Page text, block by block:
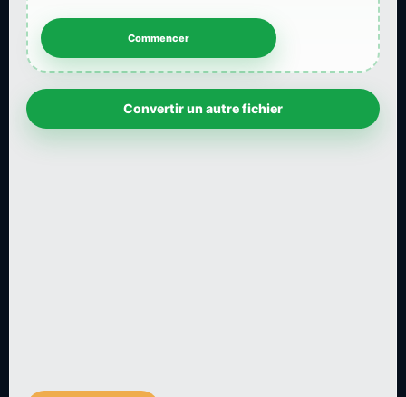
Convertir un autre fichier